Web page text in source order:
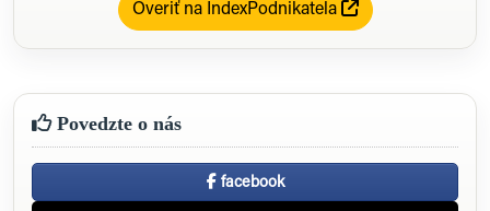
Overiť na IndexPodnikatela
Povedzte o nás
facebook